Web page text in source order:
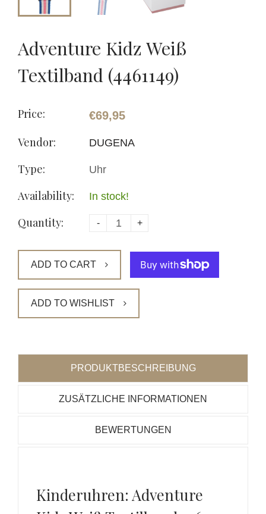
Adventure Kidz Weiß
Textilband (4461149)
Price: €69,95
Vendor: DUGENA
Type: Uhr
Availability: In stock!
Quantity: - +
ADD TO CART
ADD TO WISHLIST
PRODUKTBESCHREIBUNG
ZUSÄTZLICHE INFORMATIONEN
BEWERTUNGEN
Kinderuhren: Adventure